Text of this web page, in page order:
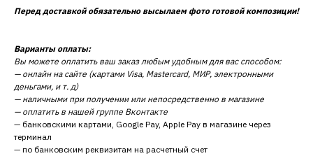
Перед доставкой обязательно высылаем фото готовой композиции!
Варианты оплаты:
Вы можете оплатить ваш заказ любым удобным для вас способом:
— онлайн на сайте (картами Visa, Mastercard, МИР, электронными
деньгами, и т. д)
— наличными при получении или непосредственно в магазине
— оплатить в нашей группе Вконтакте
— банковскими картами, Google Pay, Apple Pay в магазине через
терминал
— по банковским реквизитам на расчетный счет